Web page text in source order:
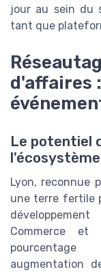
jour au sein du
tant que
d'affaires
Le potentiel
Lyon, reconnue
une terre fertile
Commerce
pourcentage
augmentation